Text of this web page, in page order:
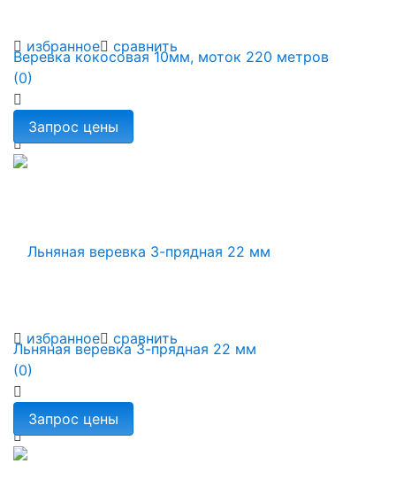
избранное сравнить
избранное сравнить
Веревка кокосовая 10мм, моток 220 метров
(0)
Льняная веревка 3-прядная 22 мм
(0)